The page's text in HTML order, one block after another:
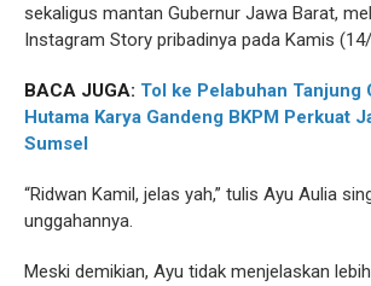
sekaligus mantan Gubernur Jawa Barat,
Instagram Story pribadinya pada Kamis
BACA JUGA: Tol ke Pelabuhan Tanjung
Hutama Karya Gandeng BKPM Perkuat
Sumsel
“Ridwan Kamil, jelas yah,” tulis Ayu Aulia
unggahannya.
Meski demikian, Ayu tidak menjelaskan